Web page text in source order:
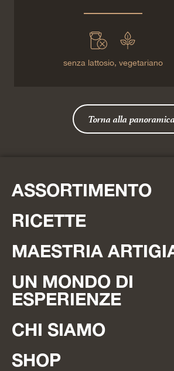
senza lattosio, vegetariano
Torna alla panoramica
ASSORTIMENTO
RICETTE
MAESTRIA
UN MONDO DI
ESPERIENZE
CHI SIAMO
SHOP